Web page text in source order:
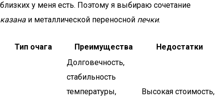
близких у меня есть. Поэтому я выбираю сочетание
казана и металлической переносной печки.
Тип очага Преимущества Недостатки
Долговечность,
стабильность
температуры,
Высокая стоимость,